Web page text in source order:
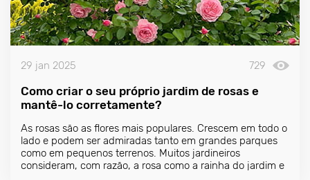
29 jan 2025 729
Como criar o seu próprio jardim de rosas e
mantê-lo corretamente?
As rosas são as flores mais populares. Crescem em todo o
lado e podem ser admiradas tanto em grandes parques
como em pequenos terrenos. Muitos jardineiros
consideram, com razão, a rosa como a rainha do jardim e